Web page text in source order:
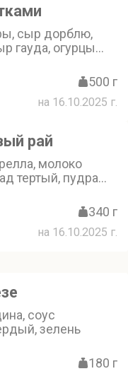
сыр дорблю,
гауда, огурцы
(30 см)
500 г
на 16.10.2025 г.
рай
молоко
тертый, пудра
340 г
на 16.10.2025 г.
соус
зелень
180 г